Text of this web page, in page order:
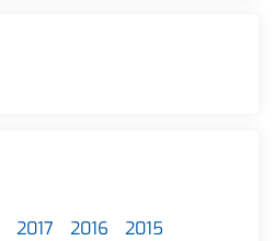
2017 2016
2015